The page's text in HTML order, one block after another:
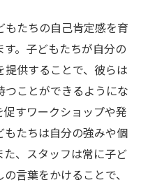
たちの自己肯定感を育
。子どもたちが自分の
供することで、彼らは
ことができるようにな
すワークショップや発
たちは自分の強みや個
、スタッフは常に子ど
言葉をかけることで、